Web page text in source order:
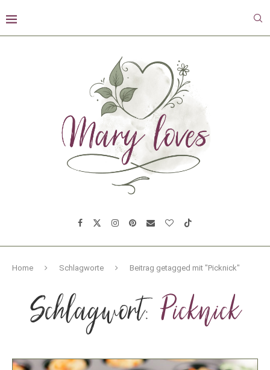
Home Schlagworte Beitrag getagged mit "Picknick"
Schlagwort:Picknick